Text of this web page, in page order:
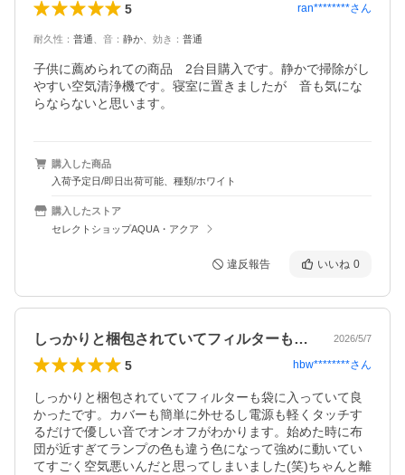
5 ran********さん
耐久性 ： 普通 音 ： 静か 効き ： 普通
子供に薦められての商品　2台目購入です。静かで掃除がし
やすい空気清浄機です。寝室に置きましたが　音も気にな
らならないと思います。
購入した商品
入荷予定日/即日出荷可能、種類/ホワイト
購入したストア
セレクトショップAQUA・アクア
違反報告 いいね 0
しっかりと梱包されていてフィルターも袋… 2026/5/7
5 hbw********さん
しっかりと梱包されていてフィルターも袋に入っていて良
かったです。カバーも簡単に外せるし電源も軽くタッチす
るだけで優しい音でオンオフがわかります。始めた時に布
団が近すぎてランプの色も違う色になって強めに動いてい
てすごく空気悪いんだと思ってしまいました(笑)ちゃんと離